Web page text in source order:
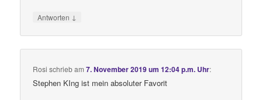
Antworten ↓
Rosi schriebam7. November 2019 um 12:04 p.m. Uhr:
Stephen KIng ist mein absoluter Favorit